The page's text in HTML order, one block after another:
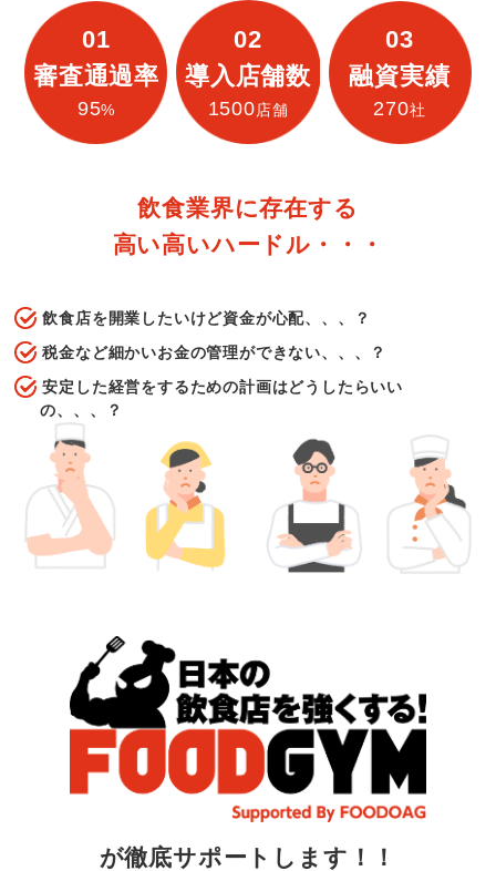
01
審査通過率
95%
02
導入店舗数
1500店舗
03
融資実績
270社
飲食業界に存在する
高い高いハードル・・・
飲食店を開業したいけど資金が心配、、、？
税金など細かいお金の管理ができない、、、？
安定した経営をするための計画はどうしたらいい
の、、、？
が徹底サポートします！！